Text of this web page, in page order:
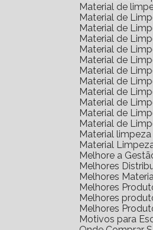
Material de
Material de
Material de
Material de
Material de
Material de
Material de
Material de
Material de
Material de
Material de
Material de
Material
Material
Melhore a
Melhores
Melhores
Melhores
Melhores
Melhores
Motivos para